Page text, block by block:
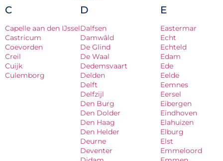
C
Capelle aan den IJssel
Castricum
Coevorden
Creil
Cuijk
Culemborg
D
Dalfsen
Damwâld
De Glind
De Waal
Dedemsvaart
Delden
Delft
Delfzijl
Den Burg
Den Dolder
Den Haag
Den Helder
Deurne
Deventer
E
Eastermar
Echt
Echteld
Edam
Ede
Eelde
Eemnes
Eersel
Eibergen
Eindhoven
Elahuizen
Elburg
Elst
Emmeloord